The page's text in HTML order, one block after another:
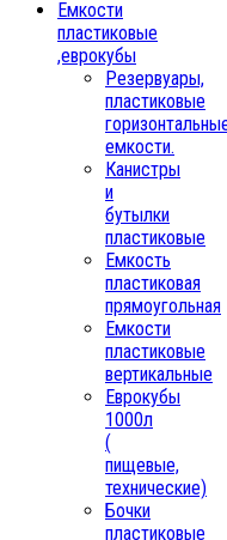
Емкости
пластиковые
,еврокубы
Резервуары,
пластиковые
емкости.
Канистры
и
бутылки
пластиковые
Емкость
пластиковая
прямоугольная
Емкости
пластиковые
вертикальные
Еврокубы
1000л
(
пищевые,
технические)
Бочки
пластиковые